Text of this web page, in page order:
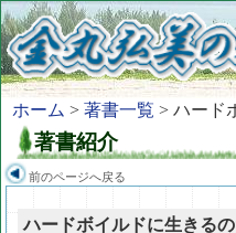
ホーム > 著書一覧 > ハード
著書紹介
前のページへ戻る
ハードボイルドに生きる